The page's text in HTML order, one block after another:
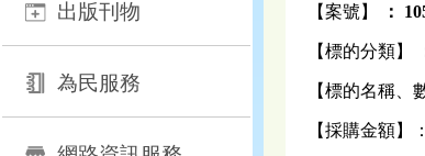
出版刊物
為民服務
【案號】 ：
【標的分類】
【標的名稱
【採購金額】